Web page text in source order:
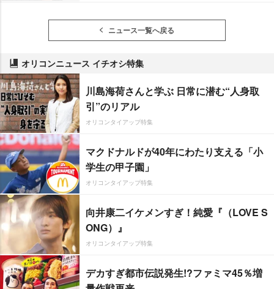
ニュース一覧へ戻る
オリコンニュース イチオシ特集
川島海荷さんと学ぶ 日常に潜む“人身取
引”のリアル
オリコンタイアップ特集
マクドナルドが40年にわたり支える「小
学生の甲子園」
オリコンタイアップ特集
向井康二イケメンすぎ！純愛『（LOVE S
ONG）』
オリコンタイアップ特集
デカすぎ都市伝説発生!?ファミマ45％増